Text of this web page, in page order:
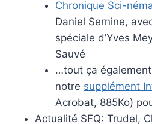
Chronique Sci-
Daniel Sernine,
spéciale d’Yves
Sauvé
…tout ça
notre supplément
Acrobat, 885Ko)
Actualité SFQ: Trudel,